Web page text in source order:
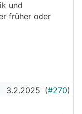
und
früher oder
3.2.2025 (#270)